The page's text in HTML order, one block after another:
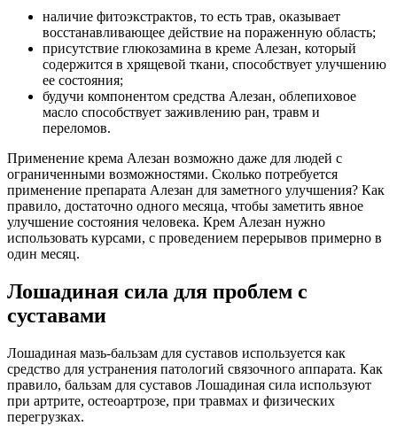
наличие фитоэкстрактов, то есть трав, оказывает
восстанавливающее действие на пораженную область;
присутствие глюкозамина в креме Алезан, который
содержится в хрящевой ткани, способствует улучшению
ее состояния;
будучи компонентом средства Алезан, облепиховое
масло способствует заживлению ран, травм и
переломов.
Применение крема Алезан возможно даже для людей с
ограниченными возможностями. Сколько потребуется
применение препарата Алезан для заметного улучшения? Как
правило, достаточно одного месяца, чтобы заметить явное
улучшение состояния человека. Крем Алезан нужно
использовать курсами, с проведением перерывов примерно в
один месяц.
Лошадиная сила для проблем с
суставами
Лошадиная мазь-бальзам для суставов используется как
средство для устранения патологий связочного аппарата. Как
правило, бальзам для суставов Лошадиная сила используют
при артрите, остеоартрозе, при травмах и физических
перегрузках.